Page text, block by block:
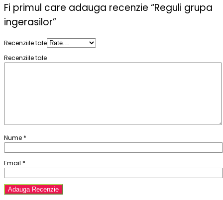
Fi primul care adauga recenzie “Reguli grupa
ingerasilor”
Recenziile tale
Recenziile tale
Nume *
Email *